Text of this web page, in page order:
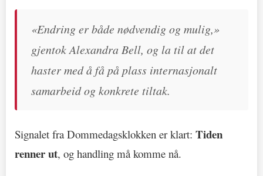
«Endring er både nødvendig og mulig,»
gjentok Alexandra Bell, og la til at det
haster med å få på plass internasjonalt
samarbeid og konkrete tiltak.
Signalet fra Dommedagsklokken er klart: Tiden
renner ut, og handling må komme nå.